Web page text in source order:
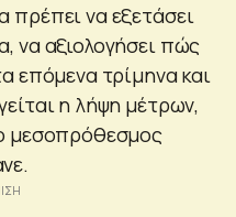
πρέπει να εξετάσει
να αξιολογήσει πώς
επόμενα τρίμηνα και
η λήψη μέτρων,
μεσοπρόθεσμος